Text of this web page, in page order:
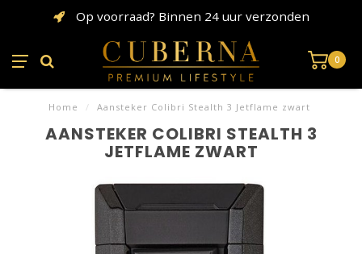
Op voorraad? Binnen 24 uur verzonden
0
Home / Aansteker Colibri Stealth 3 Jetflame zwart
AANSTEKER COLIBRI STEALTH 3
JETFLAME ZWART